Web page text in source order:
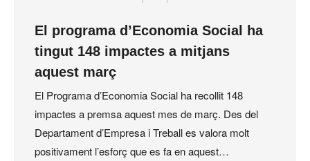
El programa d’Economia Social ha
tingut 148 impactes a mitjans
aquest març
El Programa d’Economia Social ha recollit 148
impactes a premsa aquest mes de març. Des del
Departament d’Empresa i Treball es valora molt
positivament l’esforç que es fa en aquest…